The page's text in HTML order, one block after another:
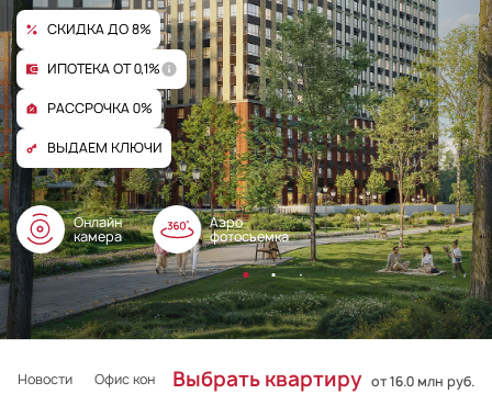
Онлайн
камера
Аэро
фотосъемка
СКИДКА ДО 8%
ИПОТЕКА ОТ 0,1%
РАССРОЧКА 0%
ВЫДАЕМ КЛЮЧИ
Новости Офис консультаций Документы
Выбрать квартиру от 16.0 млн руб.